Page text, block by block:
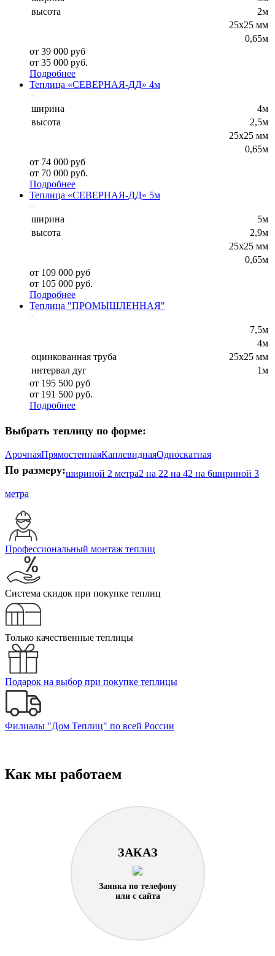
высота
2м
25х25 мм
0,65м
от 39 000 руб
от 35 000 руб.
Подробнее
Теплица «СЕВЕРНАЯ-ДД» 4м
ширина
4м
высота
2,5м
25х25 мм
0,65м
от 74 000 руб
от 70 000 руб.
Подробнее
Теплица «СЕВЕРНАЯ-ДД» 5м
ширина
5м
высота
2,9м
25х25 мм
0,65м
от 109 000 руб
от 105 000 руб.
Подробнее
Теплица "ПРОМЫШЛЕННАЯ"
7,5м
4м
оцинкованная труба
25х25 мм
интервал дуг
1м
от 195 500 руб
от 191 500 руб.
Подробнее
Выбрать теплицу по форме:
АрочнаяПрямостеннаяКаплевиднаяОдноскатная
По размеру:шириной 2 метра2 на 22 на 42 на 6шириной 3
метра
Профессиональный монтаж теплиц
Система скидок при покупке теплиц
Только качественные теплицы
Подарок на выбор при покупке теплицы
Филиалы "Дом Теплиц" по всей России
Как мы работаем
ЗАКАЗ
Заявка по телефону
или с сайта